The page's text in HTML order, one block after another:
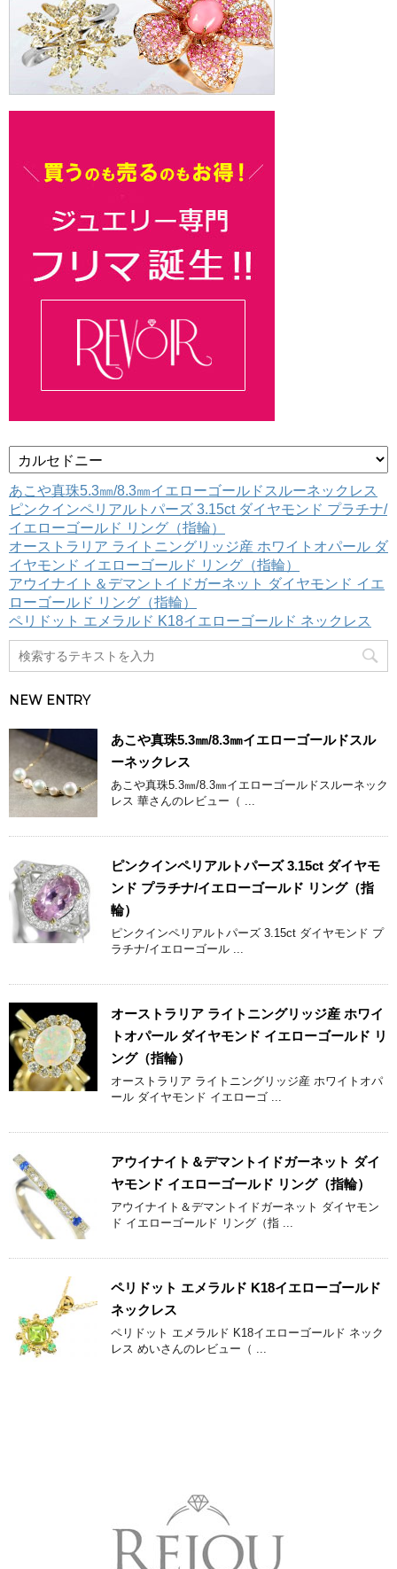
テ
ゴ
リ
ー
あこや真珠5.3㎜/8.3㎜イエローゴールドスルーネックレス
ピンクインペリアルトパーズ 3.15ct ダイヤモンド プラチナ/
イエローゴールド リング（指輪）
オーストラリア ライトニングリッジ産 ホワイトオパール ダ
イヤモンド イエローゴールド リング（指輪）
アウイナイト＆デマントイドガーネット ダイヤモンド イエ
ローゴールド リング（指輪）
ペリドット エメラルド K18イエローゴールド ネックレス
NEW ENTRY
あこや真珠5.3㎜/8.3㎜イエローゴールドスル
ーネックレス
あこや真珠5.3㎜/8.3㎜イエローゴールドスルーネック
レス 華さんのレビュー（ ...
ピンクインペリアルトパーズ 3.15ct ダイヤモ
ンド プラチナ/イエローゴールド リング（指
輪）
ピンクインペリアルトパーズ 3.15ct ダイヤモンド プ
ラチナ/イエローゴール ...
オーストラリア ライトニングリッジ産 ホワイ
トオパール ダイヤモンド イエローゴールド リ
ング（指輪）
オーストラリア ライトニングリッジ産 ホワイトオパ
ール ダイヤモンド イエローゴ ...
アウイナイト＆デマントイドガーネット ダイ
ヤモンド イエローゴールド リング（指輪）
アウイナイト＆デマントイドガーネット ダイヤモン
ド イエローゴールド リング（指 ...
ペリドット エメラルド K18イエローゴールド
ネックレス
ペリドット エメラルド K18イエローゴールド ネック
レス めいさんのレビュー（ ...